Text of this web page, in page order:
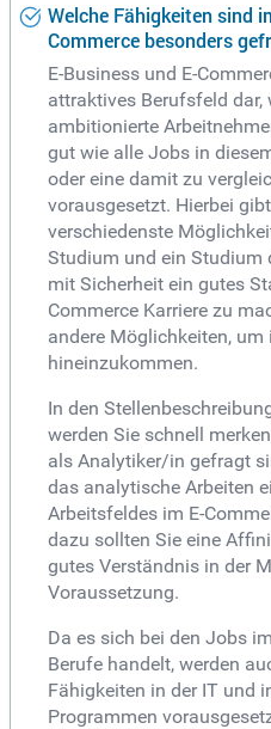
Welche Fähigkeiten sind
Commerce besonders
E-Business und E-
attraktives Berufsfeld
ambitionierte
gut wie alle Jobs in
oder eine damit zu
vorausgesetzt. Hierbei
verschiedenste
Studium und ein Studium
mit Sicherheit ein gutes
Commerce Karriere zu
andere Möglichkeiten,
hineinzukommen.
In den
werden Sie schnell
als Analytiker/in gefragt
das analytische Arbeiten
Arbeitsfeldes im E-
dazu sollten Sie eine
gutes Verständnis in der
Voraussetzung.
Da es sich bei den Jobs
Berufe handelt, werden
Fähigkeiten in der IT und
Programmen